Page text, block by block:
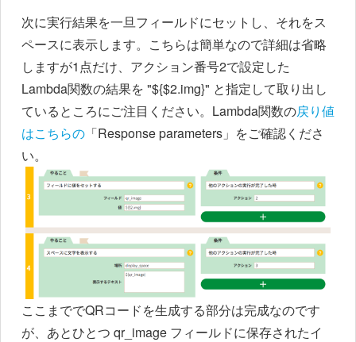
次に実行結果を一旦フィールドにセットし、それをス
ペースに表示します。こちらは簡単なので詳細は省略
しますが1点だけ、アクション番号2で設定した
Lambda関数の結果を "${$2.img}" と指定して取り出し
ているところにご注目ください。Lambda関数の戻り値
はこちらの 「Response parameters」をご確認くださ
い。
ここまででQRコードを生成する部分は完成なのです
が、あとひとつ qr_image フィールドに保存されたイ